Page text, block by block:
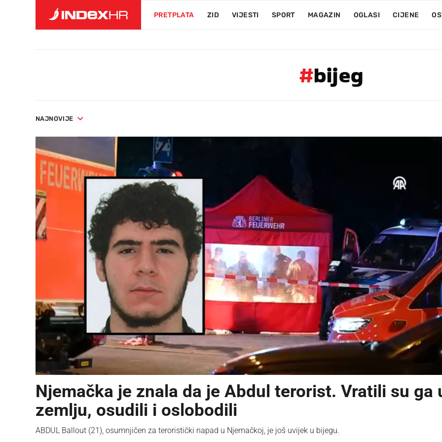
PRETPLATA ZID VIJESTI SPORT MAGAZIN OGLASI CIJENE
#bijeg
NAJNOVIJE
Njemačka je znala da je Abdul terorist. Vratili su ga
zemlju, osudili i oslobodili
ABDUL Ballout (21), osumnjičen za teroristički napad u Njemačkoj, je još uvijek u bijegu.